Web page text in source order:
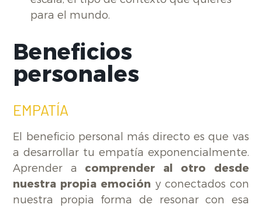
para el mundo.
Beneficios
personales
EMPATÍA
El beneficio personal más directo es que vas
a desarrollar tu empatía exponencialmente.
Aprender a comprender al otro desde
nuestra propia emoción y conectados con
nuestra propia forma de resonar con esa